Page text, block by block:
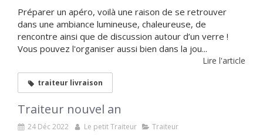
Préparer un apéro, voilà une raison de se retrouver
dans une ambiance lumineuse, chaleureuse, de
rencontre ainsi que de discussion autour d’un verre !
Vous pouvez l'organiser aussi bien dans la jou...
Lire l'article
traiteur livraison
Traiteur nouvel an
24 Déc 2022 Le petit Traiteur Traiteur